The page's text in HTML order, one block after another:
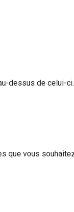
dessus de celui-ci.
que vous